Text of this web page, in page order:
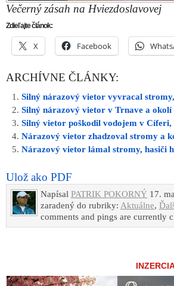
Večerný zásah na Hviezdoslavovej
Zdieľajte článok:
X Facebook
ARCHÍVNE ČLÁNKY:
Silný nárazový vietor vyvracal
Silný nárazový vietor v Trnave a okolí
Silný vietor poškodil vodojem v
Nárazový vietor zhadzoval stromy a
Nárazový vietor lámal stromy, hasiči
Ulož ako PDF
Napísal PATRIK POKORNÝ 17.
zaradený do rubriky: Aktuálne,
comments and pings are currently